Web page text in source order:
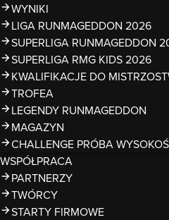
WYNIKI
LIGA RUNMAGEDDON 2026
SUPERLIGA RUNMAGEDDON
SUPERLIGA RMG KIDS 2026
KWALIFIKACJE DO
TROFEA
LEGENDY RUNMAGEDDON
MAGAZYN
CHALLENGE PRÓBA
WSPÓŁPRACA
PARTNERZY
TWÓRCY
STARTY FIRMOWE